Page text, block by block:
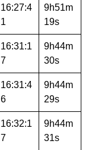
16:27:4
1
9h51m
19s
16:31:1
7
9h44m
30s
16:31:4
6
9h44m
29s
16:32:1
7
9h44m
31s